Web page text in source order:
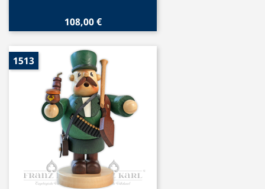
108,00 €
1513